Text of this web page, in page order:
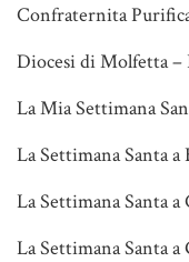
Confraternita
Diocesi di Molfetta
La Mia Settimana
La Settimana Santa
La Settimana Santa
La Settimana Santa